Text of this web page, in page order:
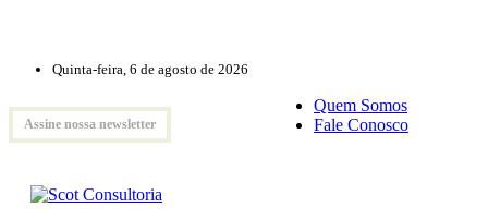
Quinta-feira, 6 de agosto de 2026
Assine nossa newsletter
Quem Somos
Fale Conosco